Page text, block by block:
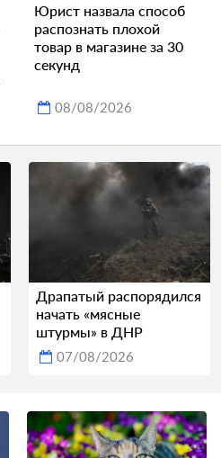
Юрист назвала способ
распознать плохой
товар в магазине за 30
секунд
08/08/2026
Драпатый распорядился
начать «мясные
штурмы» в ДНР
07/08/2026